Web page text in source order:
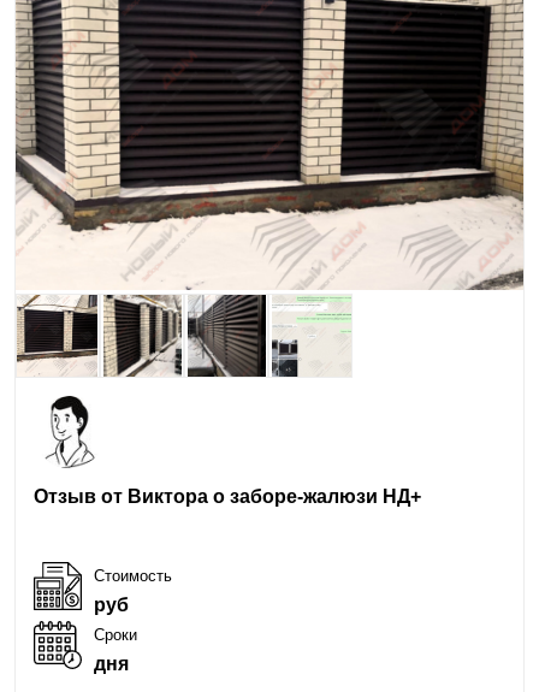
Отзыв от Виктора о заборе-жалюзи НД+
Стоимость
руб
Сроки
дня